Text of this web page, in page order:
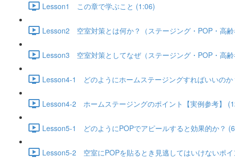
Lesson1 この章で学ぶこと (1:06)
Lesson2 空室対策とは何か？（ステージング・POP・高
Lesson3 空室対策としてなぜ（ステージング・POP・高
Lesson4-1 どのようにホームステージングすればいいのか
Lesson4-2 ホームステージングのポイント【実例参考】
Lesson5-1 どのようにPOPでアピールすると効果的か？
Lesson5-2 空室にPOPを貼るとき見逃してはいけないポ